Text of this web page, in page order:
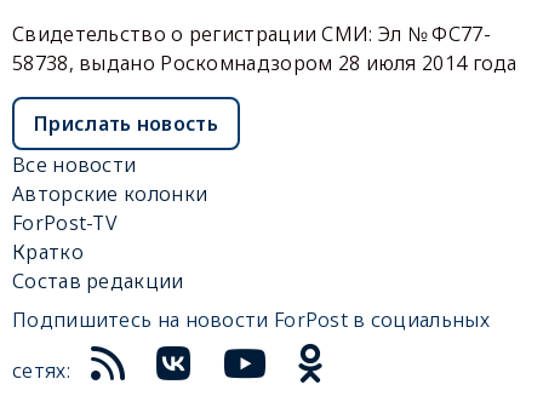
Свидетельство о регистрации СМИ: Эл № ФС77-
58738, выдано Роскомнадзором 28 июля 2014 года
Прислать новость
Все новости
Авторские колонки
ForPost-TV
Кратко
Состав редакции
Подпишитесь на новости ForPost в социальных
сетях: